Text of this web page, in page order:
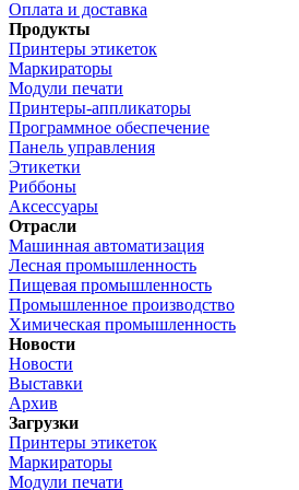
Оплата и доставка
Продукты
Принтеры этикеток
Маркираторы
Модули печати
Принтеры-аппликаторы
Программное обеспечение
Панель управления
Этикетки
Риббоны
Аксессуары
Отрасли
Машинная автоматизация
Лесная промышленность
Пищевая промышленность
Промышленное производство
Химическая промышленность
Новости
Новости
Выставки
Архив
Загрузки
Принтеры этикеток
Маркираторы
Модули печати